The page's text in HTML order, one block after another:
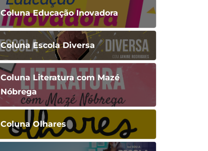
Coluna Educação Inovadora
Coluna Escola Diversa
Coluna Literatura com Mazé
Nóbrega
Coluna Olhares